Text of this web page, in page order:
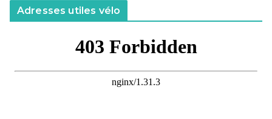
Adresses utiles vélo